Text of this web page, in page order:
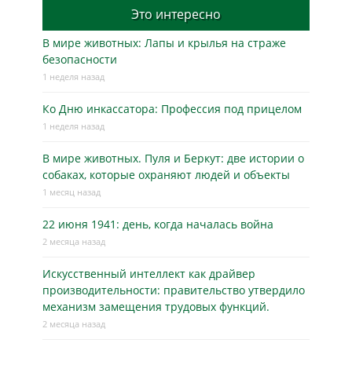
Это интересно
В мире животных: Лапы и крылья на страже
безопасности
1 неделя назад
Ко Дню инкассатора: Профессия под прицелом
1 неделя назад
В мире животных. Пуля и Беркут: две истории о
собаках, которые охраняют людей и объекты
1 месяц назад
22 июня 1941: день, когда началась война
2 месяца назад
Искусственный интеллект как драйвер
производительности: правительство утвердило
механизм замещения трудовых функций.
2 месяца назад